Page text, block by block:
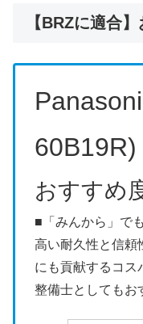
【BRZに適合
60B19R)
おすすめ
■「みんから」で
高い耐久性と信頼
にも貢献するコス
整備士としてもお